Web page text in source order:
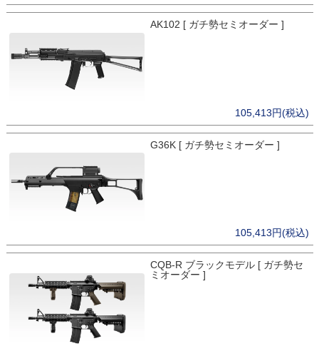
AK102 [ ガチ勢セミオーダー ]
105,413円(税込)
G36K [ ガチ勢セミオーダー ]
105,413円(税込)
CQB-R ブラックモデル [ ガチ勢セ
ミオーダー ]